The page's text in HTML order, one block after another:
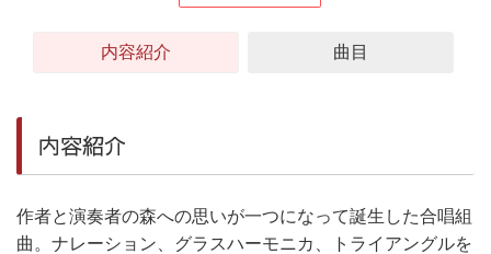
内容紹介 曲目
内容紹介
作者と演奏者の森への思いが一つになって誕生した合唱組
曲。ナレーション、グラスハーモニカ、トライアングルを